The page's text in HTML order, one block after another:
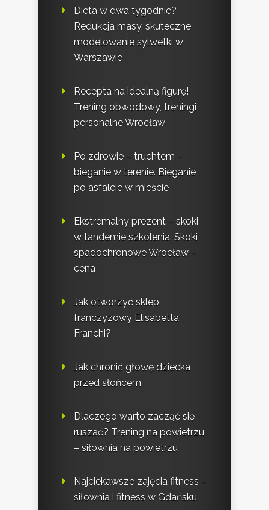
Dieta w dwa tygodnie?
Redukcja masy, skuteczne
modelowanie sylwetki w
Warszawie
Recepta na idealną figurę!
Trening obwodowy, treningi
personalne Wrocław
Po zdrowie – truchtem –
bieganie w terenie. Bieganie
po asfalcie w mieście
Ekstremalny prezent – skoki
w tandemie szkolenia. Skoki
spadochronowe Wrocław –
cena
Jak otworzyć sklep
franczyzowy Elisabetta
Franchi?
Jak chronić głowę dziecka
przed słońcem
Dlaczego warto zacząć się
ruszać? Trening na powietrzu
– siłownia na powietrzu
Najciekawsze zajęcia fitness –
siłownia i fitness w Gdańsku